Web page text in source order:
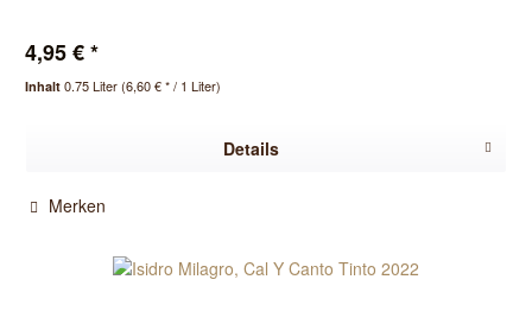
4,95 € *
Inhalt0.75 Liter(6,60 € * / 1 Liter)
Details
Merken